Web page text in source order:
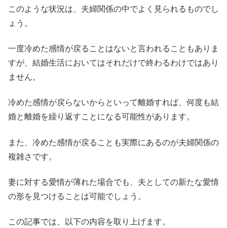
このような状況は、夫婦関係の中でよく見られるものでし
ょう。
一度冷めた感情が戻ることはないと言われることもありま
すが、結婚生活においてはそれだけで終わるわけではあり
ません。
冷めた感情が戻らないからといって離婚すれば、何度も結
婚と離婚を繰り返すことになる可能性があります。
また、冷めた感情が戻ることも実際にあるのが夫婦関係の
複雑さです。
妻に対する愛情が薄れた場合でも、夫としての新たな愛情
の形を見つけることは可能でしょう。
この記事では、以下の内容を取り上げます。